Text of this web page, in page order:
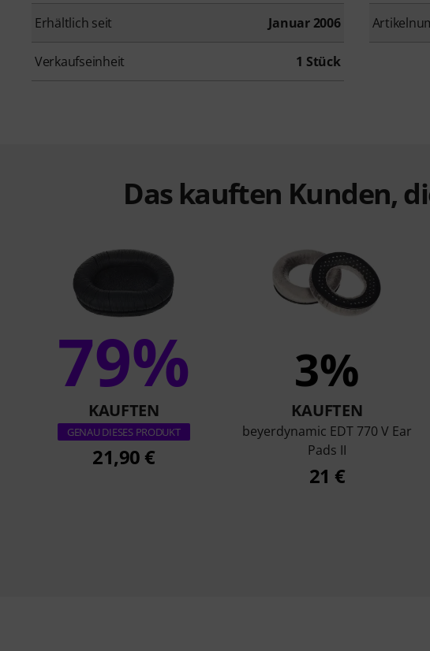
Erhältlich seit Januar 2006
Verkaufseinheit 1 Stück
Das kauften Kunden,
79%
KAUFTEN
GENAU DIESES PRODUKT
21,90 €
3%
KAUFTEN
beyerdynamic EDT 770 V Ear
Pads II
21 €